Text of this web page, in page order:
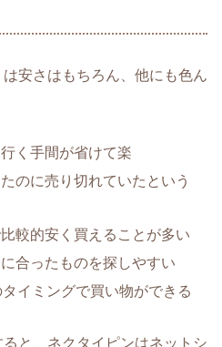
安さはもちろん、他にも色ん
く手間が省けて楽
のに売り切れていたという
較的安く買えることが多い
合ったものを探しやすい
イミングで買い物ができる
と、ネクタイピンはネットシ